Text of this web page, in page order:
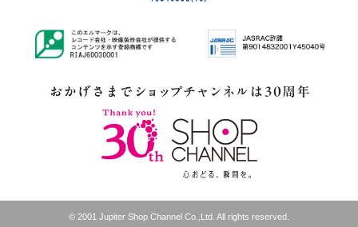
© 2001 Jupiter Shop Channel Co.,Ltd. All rights reserved.